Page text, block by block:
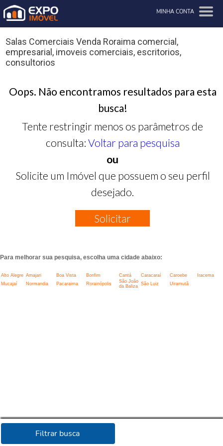
MINHA CONTA
Filtrar busca
Salas Comerciais Venda Roraima comercial,
empresarial, imoveis comerciais, escritorios,
consultorios
Oops. Não encontramos resultados para esta
busca!
Tente restringir menos os parâmetros de
consulta: Voltar para pesquisa
ou
Solicite um Imóvel que possuem o seu perfil
desejado.
Solicitar
Para melhorar sua pesquisa, escolha uma cidade abaixo:
Alto Alegre Amajari Boa Vista Bonfim Cantá Caracaraí Caroebe
Iracema
Mucajaí
Normandia Pacaraima Rorainópolis
São João
da Baliza São Luiz Uiramutã